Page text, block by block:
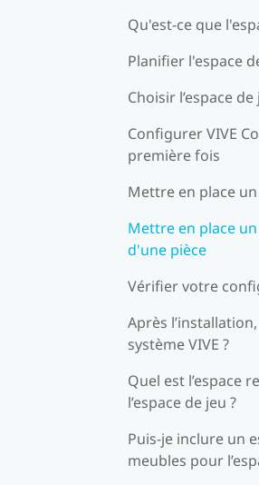
Qu'est-ce que
Planifier l'espace
Choisir l’espace de
Configurer VIVE
première fois
Mettre en place
Mettre en place
d'une pièce
Vérifier votre
Après
système VIVE ?
Quel est l’espace
l’espace de jeu ?
Puis-je inclure un
meubles pour